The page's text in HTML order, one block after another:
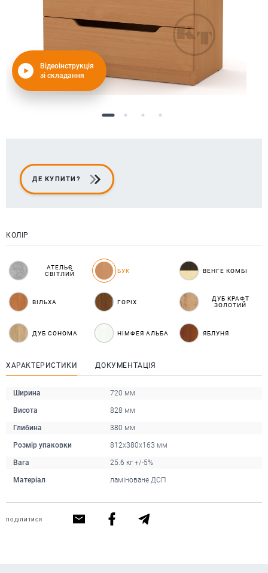
Відеоінструкція
зі складання
ДЕ КУПИТИ?
КОЛІР
АТЕЛЬЄ
СВІТЛИЙ
БУК ВЕНГЕ КОМБІ
ВІЛЬХА ГОРІХ
ДУБ КРАФТ
ЗОЛОТИЙ
ДУБ СОНОМА НІМФЕЯ АЛЬБА ЯБЛУНЯ
ХАРАКТЕРИСТИКИ ДОКУМЕНТАЦІЯ
Ширина 720 мм
Висота 828 мм
Глибина 380 мм
Розмір упаковки 812x380x163 мм
Вага 25.6 кг +/-5%
Матеріал ламіноване ДСП
ПОДІЛИТИСЯ